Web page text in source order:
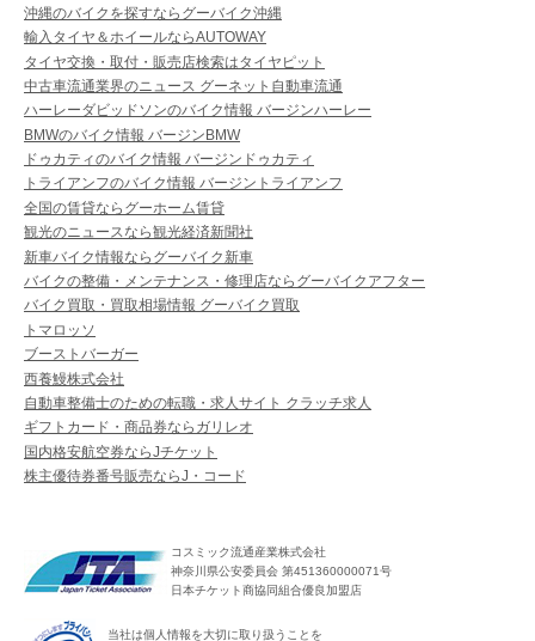
沖縄のバイクを探すならグーバイク沖縄
輸入タイヤ＆ホイールならAUTOWAY
タイヤ交換・取付・販売店検索はタイヤピット
中古車流通業界のニュース グーネット自動車流通
ハーレーダビッドソンのバイク情報 バージンハーレー
BMWのバイク情報 バージンBMW
ドゥカティのバイク情報 バージンドゥカティ
トライアンフのバイク情報 バージントライアンフ
全国の賃貸ならグーホーム賃貸
観光のニュースなら観光経済新聞社
新車バイク情報ならグーバイク新車
バイクの整備・メンテナンス・修理店ならグーバイクアフター
バイク買取・買取相場情報 グーバイク買取
トマロッソ
ブーストバーガー
西養鰻株式会社
自動車整備士のための転職・求人サイト クラッチ求人
ギフトカード・商品券ならガリレオ
国内格安航空券ならJチケット
株主優待券番号販売ならJ・コード
コスミック流通産業株式会社
神奈川県公安委員会 第451360000071号
日本チケット商協同組合優良加盟店
当社は個人情報を大切に取り扱うことを